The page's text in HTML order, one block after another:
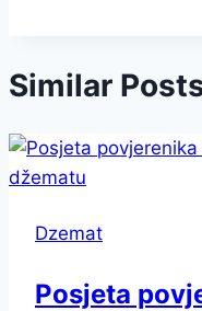
Similar
Dzemat
Posjeta